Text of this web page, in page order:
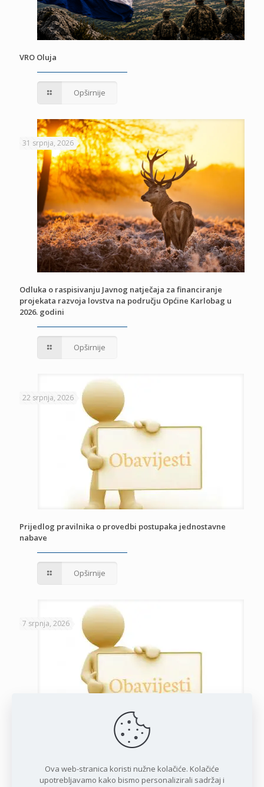
VRO Oluja
Opširnije
31 srpnja, 2026
Odluka o raspisivanju Javnog natječaja za financiranje
projekata razvoja lovstva na području Općine Karlobag u
2026. godini
Opširnije
22 srpnja, 2026
Prijedlog pravilnika o provedbi postupaka jednostavne
nabave
Opširnije
7 srpnja, 2026
iznajmljivačima
Ova web-stranica koristi nužne kolačiće. Kolačiće
upotrebljavamo kako bismo personalizirali sadržaj i